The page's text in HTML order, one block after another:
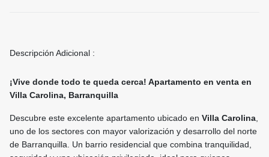
Descripción Adicional :
¡Vive donde todo te queda cerca! Apartamento en venta en
Villa Carolina, Barranquilla
Descubre este excelente apartamento ubicado en Villa Carolina,
uno de los sectores con mayor valorización y desarrollo del norte
de Barranquilla. Un barrio residencial que combina tranquilidad,